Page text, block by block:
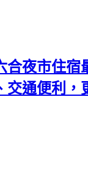
夜市住
通便利